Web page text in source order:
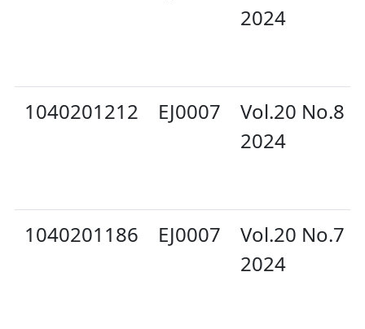
2024
1040201212 EJ0007
Vol.20 No.8
2024
1040201186 EJ0007
Vol.20 No.7
2024